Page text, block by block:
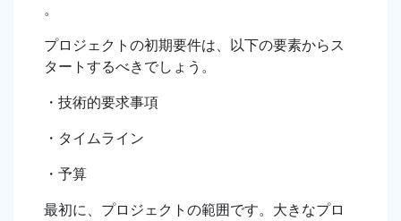
。
プロジェクトの初期要件は、以下の要素からス
タートするべきでしょう。
・技術的要求事項
・タイムライン
・予算
最初に、プロジェクトの範囲です。大きなプロ